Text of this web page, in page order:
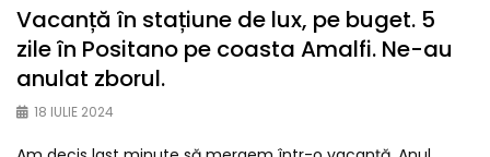
Vacanță în stațiune de lux, pe buget. 5
zile în Positano pe coasta Amalfi. Ne-au
anulat zborul.
18 IULIE 2024